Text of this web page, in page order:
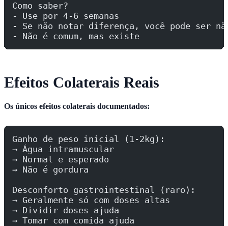
Como saber?
- Use por 4-6 semanas
- Se não notar diferença, você pode ser
- Não é comum, mas existe
Efeitos Colaterais Reais
Os únicos efeitos colaterais documentados:
Ganho de peso inicial (1-2kg):
→ Água intramuscular
→ Normal e esperado
→ Não é gordura
Desconforto gastrointestinal (raro):
→ Geralmente só com doses altas
→ Dividir doses ajuda
→ Tomar com comida ajuda